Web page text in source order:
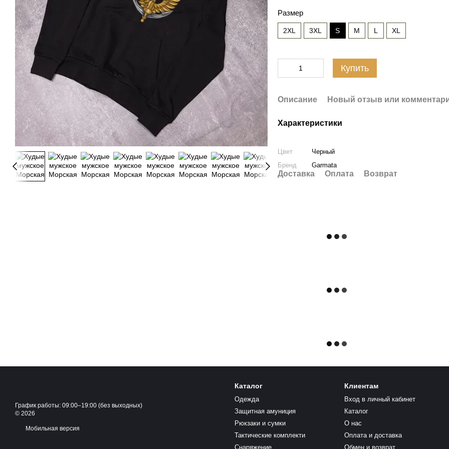
Размер
2XL 3XL S M L XL
Купить
Описание Новый отзыв или
Характеристики
Цвет
Черный
Бренд
Garmata
Доставка Оплата Возврат
График работы: 09:00–19:00 (без выходных)
© 2026
Мобильная версия
Каталог
Одежда
Защитная амуниция
Рюкзаки и сумки
Тактические комплекти
Снаряжение
Клиентам
Вход в личный кабинет
Каталог
О нас
Оплата и доставка
Обмен и возврат